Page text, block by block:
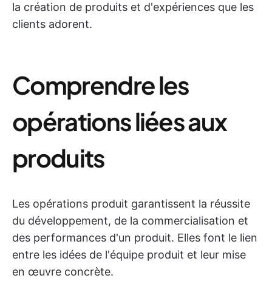
la création de produits et d'expériences que les
clients adorent.
Comprendre les
opérations liées aux
produits
Les opérations produit garantissent la réussite
du développement, de la commercialisation et
des performances d'un produit. Elles font le lien
entre les idées de l'équipe produit et leur mise
en œuvre concrète.